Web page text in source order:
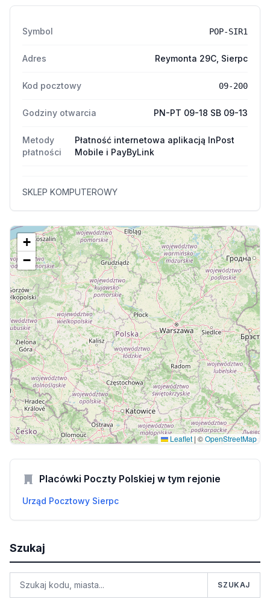
Symbol POP-SIR1
Adres Reymonta 29C, Sierpc
Kod pocztowy 09-200
Godziny otwarcia PN-PT 09-18 SB 09-13
Metody
płatności
Płatność internetowa aplikacją InPost
Mobile i PayByLink
SKLEP KOMPUTEROWY
+
−
Leaflet | ©OpenStreetMap
Placówki Poczty Polskiej w tym rejonie
Urząd Pocztowy Sierpc
Szukaj
SZUKAJ